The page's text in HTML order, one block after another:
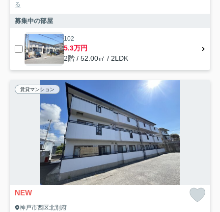
る
募集中の部屋
102
5.3万円
2階 / 52.00㎡ / 2LDK
賃貸マンション
NEW
神戸市西区北別府